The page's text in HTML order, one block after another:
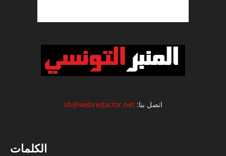
اتصل بنا:sb@webredactor.net
الكلمات